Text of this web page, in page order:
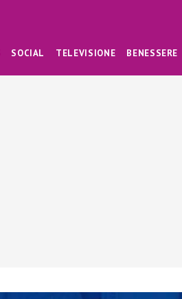
SOCIAL TELEVISIONE BENESSERE